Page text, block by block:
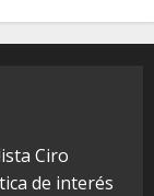
Ciro
de interés